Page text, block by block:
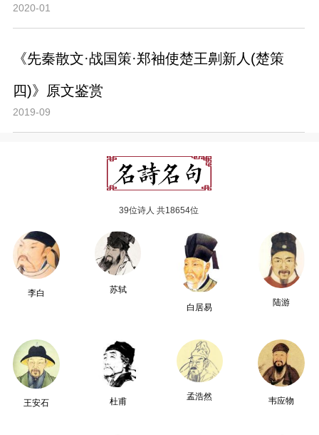
2020-01
《先秦散文·战国策·郑袖使楚王劓新人(楚策
四)》原文鉴赏
2019-09
39位诗人 共18654位
李白
苏轼
白居易
陆游
王安石 杜甫
孟浩然 韦应物